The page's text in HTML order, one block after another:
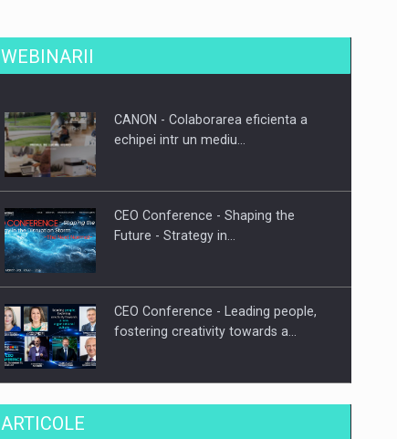
WEBINARII
CANON - Colaborarea eficienta a
echipei intr un mediu…
CEO Conference - Shaping the
Future - Strategy in…
CEO Conference - Leading people,
fostering creativity towards a…
CEO Conference - Shaping The
ARTICOLE